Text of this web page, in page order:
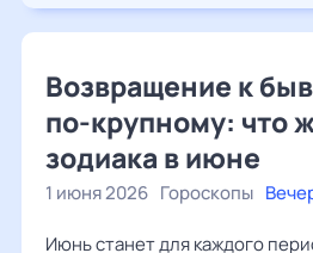
Возвращение к
по-крупному: что
зодиака в июне
1 июня 2026 Гороскопы
Июнь станет для каждого